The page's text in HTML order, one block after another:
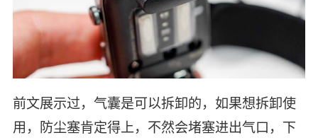
前文展示过，气囊是可以拆卸的，如果想拆卸使
用，防尘塞肯定得上，不然会堵塞进出气口，下